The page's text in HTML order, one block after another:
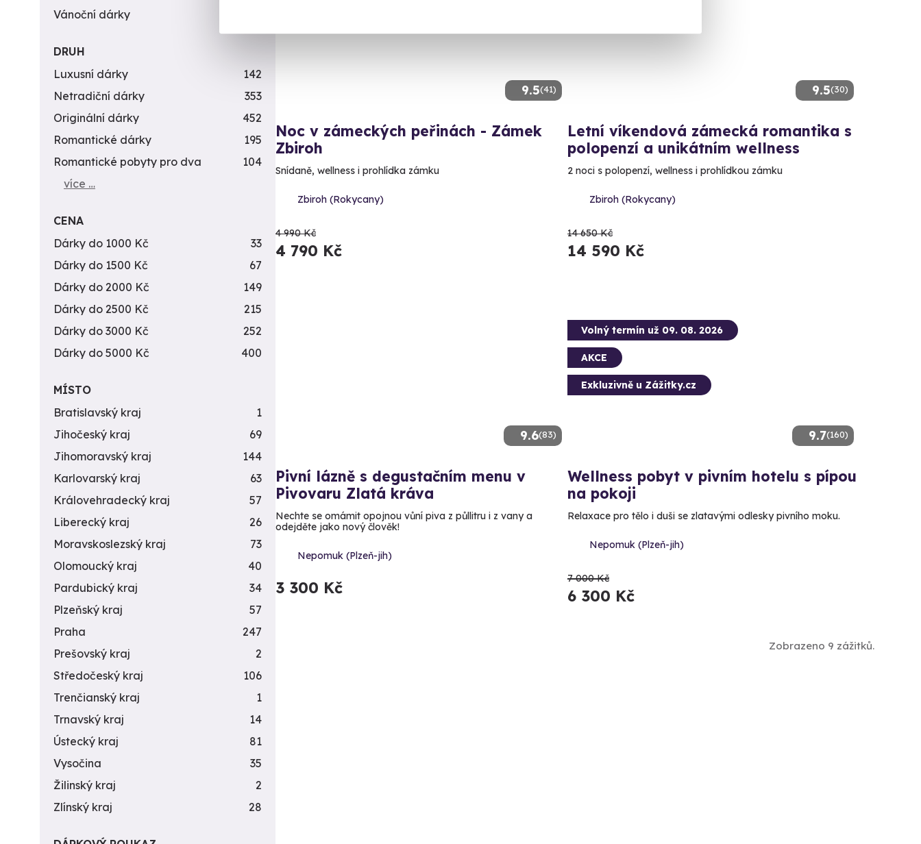
9.5(41)
Noc v zámeckých peřinách - Zámek
Zbiroh
Snídaně, wellness i prohlídka zámku
Zbiroh (Rokycany)
4 990 Kč
4 790 Kč
9.5(30)
Letní víkendová zámecká romantika s
polopenzí a unikátním wellness
2 noci s polopenzí, wellness i prohlídkou zámku
Zbiroh (Rokycany)
14 650 Kč
14 590 Kč
9.6(83)
Pivní lázně s degustačním menu v
Pivovaru Zlatá kráva
Nechte se omámit opojnou vůní piva z půllitru i z vany a
odejděte jako nový člověk!
Nepomuk (Plzeň-jih)
3 300 Kč
9.7(160)
Volný termín už 09. 08. 2026
AKCE
Exkluzivně u Zážitky.cz
Wellness pobyt v pivním hotelu s pípou
na pokoji
Relaxace pro tělo i duši se zlatavými odlesky pivního moku.
Nepomuk (Plzeň-jih)
7 000 Kč
6 300 Kč
Zobrazeno 9 zážitků.
Vánoční dárky
DRUH
Luxusní dárky
142
Netradiční dárky
353
Originální dárky
452
Romantické dárky
195
Romantické pobyty pro dva
104
více …
CENA
Dárky do 1000 Kč
33
Dárky do 1500 Kč
67
Dárky do 2000 Kč
149
Dárky do 2500 Kč
215
Dárky do 3000 Kč
252
Dárky do 5000 Kč
400
MÍSTO
Bratislavský kraj
1
Jihočeský kraj
69
Jihomoravský kraj
144
Karlovarský kraj
63
Královehradecký kraj
57
Liberecký kraj
26
Moravskoslezský kraj
73
Olomoucký kraj
40
Pardubický kraj
34
Plzeňský kraj
57
Praha
247
Prešovský kraj
2
Středočeský kraj
106
Trenčianský kraj
1
Trnavský kraj
14
Ústecký kraj
81
Vysočina
35
Žilinský kraj
2
Zlínský kraj
28